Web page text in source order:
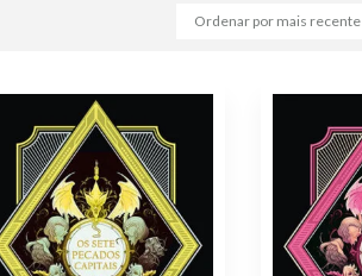
Ordenar por mais recente